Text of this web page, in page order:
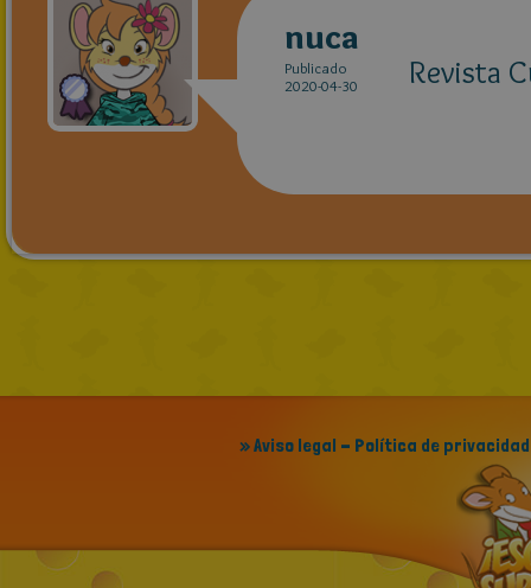
nuca
Publicado
2020-04-30
Revista
» Aviso legal - Política de privacidad